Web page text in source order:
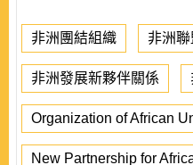
非洲團結組織 非洲聯
非洲發展新夥伴關係
Organization of African
New Partnership for